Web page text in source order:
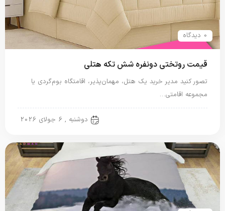
0 دیدگاه
قیمت روتختی دونفره شش تکه هتلی
تصور کنید مدیر خرید یک هتل، مهمان‌پذیر، اقامتگاه بوم‌گردی یا
مجموعه اقامتی…
دوشنبه , 6 جولای 2026